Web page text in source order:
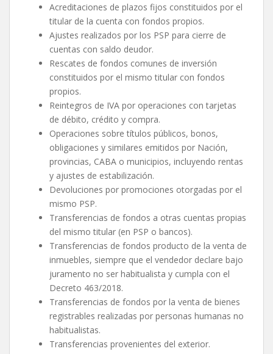
Acreditaciones de plazos fijos constituidos por el
titular de la cuenta con fondos propios.
Ajustes realizados por los PSP para cierre de
cuentas con saldo deudor.
Rescates de fondos comunes de inversión
constituidos por el mismo titular con fondos
propios.
Reintegros de IVA por operaciones con tarjetas
de débito, crédito y compra.
Operaciones sobre títulos públicos, bonos,
obligaciones y similares emitidos por Nación,
provincias, CABA o municipios, incluyendo rentas
y ajustes de estabilización.
Devoluciones por promociones otorgadas por el
mismo PSP.
Transferencias de fondos a otras cuentas propias
del mismo titular (en PSP o bancos).
Transferencias de fondos producto de la venta de
inmuebles, siempre que el vendedor declare bajo
juramento no ser habitualista y cumpla con el
Decreto 463/2018.
Transferencias de fondos por la venta de bienes
registrables realizadas por personas humanas no
habitualistas.
Transferencias provenientes del exterior.